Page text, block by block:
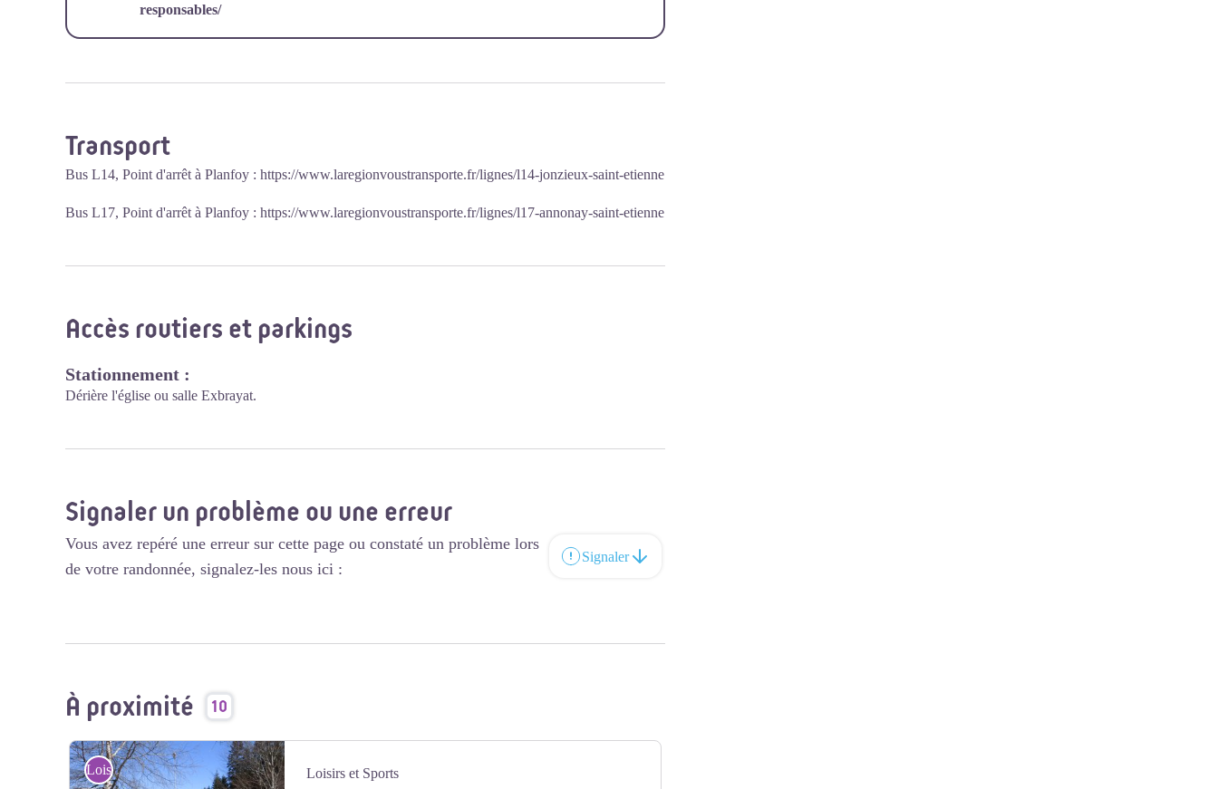
responsables/
Transport
Bus L14, Point d'arrêt à Planfoy : https://www.laregionvoustransporte.fr/lignes/l14-jonzieux-saint-etienne
Bus L17, Point d'arrêt à Planfoy : https://www.laregionvoustransporte.fr/lignes/l17-annonay-saint-etienne
Accès routiers et parkings
Stationnement :
Dérière l'église ou salle Exbrayat.
Signaler un problème ou une erreur
Vous avez repéré une erreur sur cette page ou constaté un problème lors
de votre randonnée, signalez-les nous ici :
Signaler
À proximité 10
Loisirs et Sports Loisirs et Sports